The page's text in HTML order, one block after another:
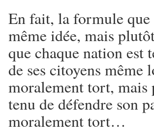
En fait, la formule que
même idée, mais
que chaque nation est
de ses citoyens même
moralement tort, mais
tenu de défendre son
moralement tort…